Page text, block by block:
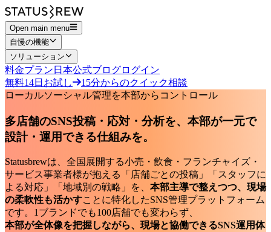
Open main menu
自慢の機能
ソリューション
料金プラン 日本公式ブログログイン
無料14日お試し
15分からのクイック相談
ローカルソーシャル管理を本部からコントロール
多店舗のSNS投稿・応対・分析を、本部が一元で
設計・運用できる仕組みを。
Statusbrewは、全国展開する小売・飲食・フランチャイズ・
サービス事業者様が抱える「店舗ごとの投稿」「スタッフに
よる対応」「地域別の戦略」を、 本部主導で整えつつ、現場
の柔軟性も活かすことに特化したSNS管理プラットフォーム
です。1ブランドでも100店舗でも変わらず、
本部が全体像を把握しながら、現場と協働できるSNS運用体